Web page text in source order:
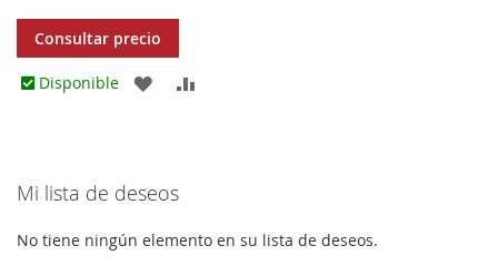
Consultar precio
Disponible
AGREGAR
FAVORITOS
Mi lista de deseos
No tiene ningún elemento en su lista de deseos.